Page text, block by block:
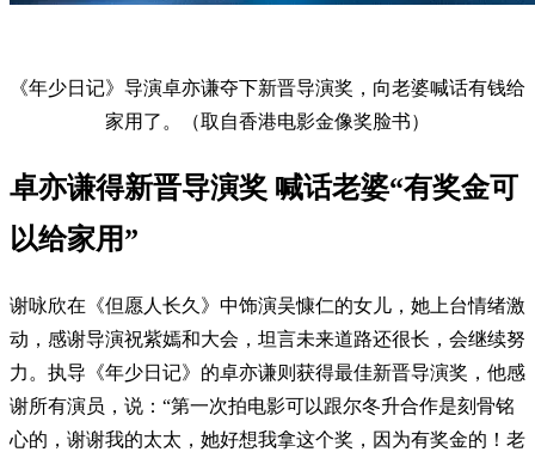
《年少日记》导演卓亦谦夺下新晋导演奖，向老婆喊话有钱给
家用了。（取自香港电影金像奖脸书）
卓亦谦得新晋导演奖 喊话老婆“有奖金可
以给家用”
谢咏欣在《但愿人长久》中饰演吴慷仁的女儿，她上台情绪激
动，感谢导演祝紫嫣和大会，坦言未来道路还很长，会继续努
力。执导《年少日记》的卓亦谦则获得最佳新晋导演奖，他感
谢所有演员，说：“第一次拍电影可以跟尔冬升合作是刻骨铭
心的，谢谢我的太太，她好想我拿这个奖，因为有奖金的！老